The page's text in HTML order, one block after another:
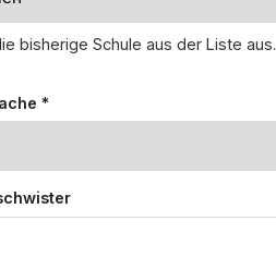
bisherige Schule aus der Liste aus.
*